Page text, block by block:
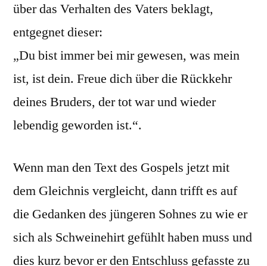
über das Verhalten des Vaters beklagt,
entgegnet dieser:
„Du bist immer bei mir gewesen, was mein
ist, ist dein. Freue dich über die Rückkehr
deines Bruders, der tot war und wieder
lebendig geworden ist.“.
Wenn man den Text des Gospels jetzt mit
dem Gleichnis vergleicht, dann trifft es auf
die Gedanken des jüngeren Sohnes zu wie er
sich als Schweinehirt gefühlt haben muss und
dies kurz bevor er den Entschluss gefasste zu